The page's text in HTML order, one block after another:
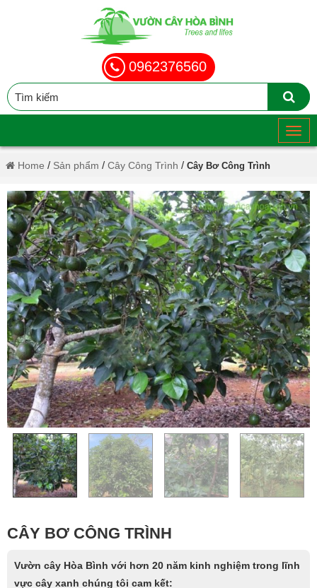
0962376560
Home / Sản phẩm / Cây Công Trình / Cây Bơ Công Trình
CÂY BƠ CÔNG TRÌNH
Vườn cây Hòa Bình với hơn 20 năm kinh nghiệm trong lĩnh
vực cây xanh chúng tôi cam kết: